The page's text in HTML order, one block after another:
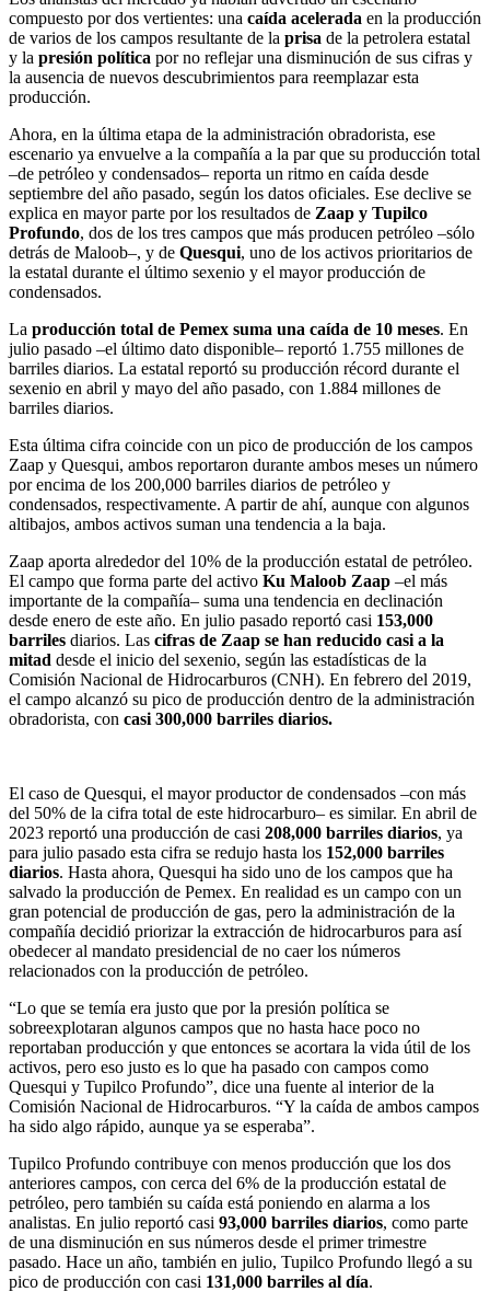
compuesto por dos vertientes: una caída acelerada en la producción
de varios de los campos resultante de la prisa de la petrolera estatal
y la presión política por no reflejar una disminución de sus cifras y
la ausencia de nuevos descubrimientos para reemplazar esta
producción.
Ahora, en la última etapa de la administración obradorista, ese
escenario ya envuelve a la compañía a la par que su producción total
–de petróleo y condensados– reporta un ritmo en caída desde
septiembre del año pasado, según los datos oficiales. Ese declive se
explica en mayor parte por los resultados de Zaap y Tupilco
Profundo, dos de los tres campos que más producen petróleo –sólo
detrás de Maloob–, y de Quesqui, uno de los activos prioritarios de
la estatal durante el último sexenio y el mayor producción de
condensados.
La producción total de Pemex suma una caída de 10 meses. En
julio pasado –el último dato disponible– reportó 1.755 millones de
barriles diarios. La estatal reportó su producción récord durante el
sexenio en abril y mayo del año pasado, con 1.884 millones de
barriles diarios.
Esta última cifra coincide con un pico de producción de los campos
Zaap y Quesqui, ambos reportaron durante ambos meses un número
por encima de los 200,000 barriles diarios de petróleo y
condensados, respectivamente. A partir de ahí, aunque con algunos
altibajos, ambos activos suman una tendencia a la baja.
Zaap aporta alrededor del 10% de la producción estatal de petróleo.
El campo que forma parte del activo Ku Maloob Zaap –el más
importante de la compañía– suma una tendencia en declinación
desde enero de este año. En julio pasado reportó casi 153,000
barriles diarios. Las cifras de Zaap se han reducido casi a la
mitad desde el inicio del sexenio, según las estadísticas de la
Comisión Nacional de Hidrocarburos (CNH). En febrero del 2019,
el campo alcanzó su pico de producción dentro de la administración
obradorista, con casi 300,000 barriles diarios.
El caso de Quesqui, el mayor productor de condensados –con más
del 50% de la cifra total de este hidrocarburo– es similar. En abril de
2023 reportó una producción de casi 208,000 barriles diarios, ya
para julio pasado esta cifra se redujo hasta los 152,000 barriles
diarios. Hasta ahora, Quesqui ha sido uno de los campos que ha
salvado la producción de Pemex. En realidad es un campo con un
gran potencial de producción de gas, pero la administración de la
compañía decidió priorizar la extracción de hidrocarburos para así
obedecer al mandato presidencial de no caer los números
relacionados con la producción de petróleo.
“Lo que se temía era justo que por la presión política se
sobreexplotaran algunos campos que no hasta hace poco no
reportaban producción y que entonces se acortara la vida útil de los
activos, pero eso justo es lo que ha pasado con campos como
Quesqui y Tupilco Profundo”, dice una fuente al interior de la
Comisión Nacional de Hidrocarburos. “Y la caída de ambos campos
ha sido algo rápido, aunque ya se esperaba”.
Tupilco Profundo contribuye con menos producción que los dos
anteriores campos, con cerca del 6% de la producción estatal de
petróleo, pero también su caída está poniendo en alarma a los
analistas. En julio reportó casi 93,000 barriles diarios, como parte
de una disminución en sus números desde el primer trimestre
pasado. Hace un año, también en julio, Tupilco Profundo llegó a su
pico de producción con casi 131,000 barriles al día.